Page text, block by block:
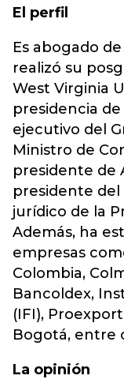
El perfil
Es abogado
realizó su
West Virginia
presidencia
ejecutivo del
Ministro de
presidente de
presidente
jurídico de la
Además, ha
empresas
Colombia,
Bancoldex,
(IFI),
Bogotá, entre
La opinión